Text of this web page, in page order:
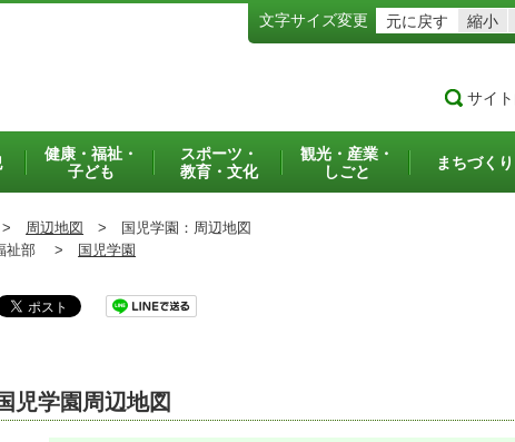
文字サイズ変更 元に戻す 縮小
サイ
健康・福祉・
子ども
スポーツ・
教育・文化
観光・産業・
しごと
まちづくり
周辺地図 > 国児学園：周辺地図
祉部 >
国児学園
児学園周辺地図